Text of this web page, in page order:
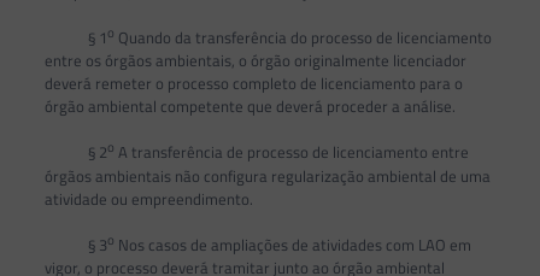
§ 1o Quando da transferência do processo de licenciamento
entre os órgãos ambientais, o órgão originalmente licenciador
deverá remeter o processo completo de licenciamento para o
órgão ambiental competente que deverá proceder a análise.
§ 2o A transferência de processo de licenciamento entre
órgãos ambientais não configura regularização ambiental de uma
atividade ou empreendimento.
§ 3o Nos casos de ampliações de atividades com LAO em
vigor, o processo deverá tramitar junto ao órgão ambiental